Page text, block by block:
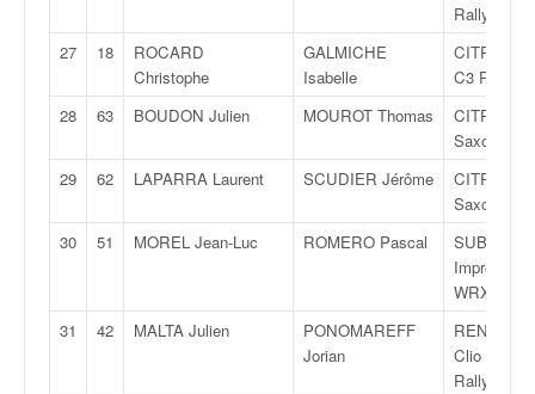
Rally 3
27
18
ROCARD
Christophe
GALMICHE
Isabelle
CITROËN
C3 R5
28
63 BOUDON Julien MOUROT Thomas
CITROËN
Saxo T4
29
62 LAPARRA Laurent SCUDIER Jérôme
CITROËN
Saxo T4
30
51 MOREL Jean-Luc ROMERO Pascal
SUBARU
Impreza
WRX
31
42 MALTA Julien
PONOMAREFF
Jorian
RENAULT
Clio RS
Rally 5